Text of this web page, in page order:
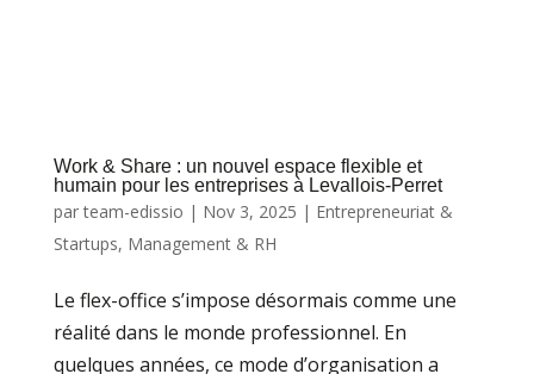
Work & Share : un nouvel espace flexible et
humain pour les entreprises à Levallois-Perret
parteam-edissio | Nov 3, 2025 | Entrepreneuriat &
Startups, Management & RH
Le flex-office s’impose désormais comme une
réalité dans le monde professionnel. En
quelques années, ce mode d’organisation a